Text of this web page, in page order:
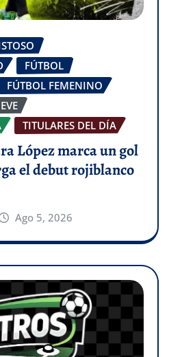
FÚTBOL
FÚTBOL FEMENINO
TITULARES DEL DÍA
López marca un gol
el debut rojiblanco
Ago 5, 2026